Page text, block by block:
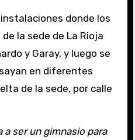
donde los
la sede de La Rioja
y Garay, y luego se
en diferentes
de la sede, por calle
a ser un gimnasio para